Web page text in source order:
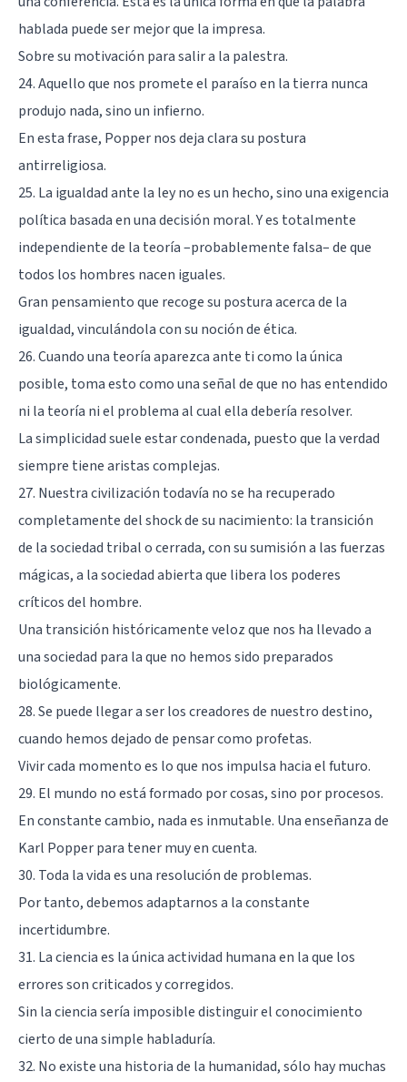
hablada puede ser mejor que la impresa.
Sobre su motivación para salir a la palestra.
24. Aquello que nos promete el paraíso en la tierra nunca
produjo nada, sino un infierno.
En esta frase, Popper nos deja clara su postura
antirreligiosa.
25. La igualdad ante la ley no es un hecho, sino una exigencia
política basada en una decisión moral. Y es totalmente
independiente de la teoría –probablemente falsa– de que
todos los hombres nacen iguales.
Gran pensamiento que recoge su postura acerca de la
igualdad, vinculándola con su noción de ética.
26. Cuando una teoría aparezca ante ti como la única
posible, toma esto como una señal de que no has entendido
ni la teoría ni el problema al cual ella debería resolver.
La simplicidad suele estar condenada, puesto que la verdad
siempre tiene aristas complejas.
27. Nuestra civilización todavía no se ha recuperado
completamente del shock de su nacimiento: la transición
de la sociedad tribal o cerrada, con su sumisión a las fuerzas
mágicas, a la sociedad abierta que libera los poderes
críticos del hombre.
Una transición históricamente veloz que nos ha llevado a
una sociedad para la que no hemos sido preparados
biológicamente.
28. Se puede llegar a ser los creadores de nuestro destino,
cuando hemos dejado de pensar como profetas.
Vivir cada momento es lo que nos impulsa hacia el futuro.
29. El mundo no está formado por cosas, sino por procesos.
En constante cambio, nada es inmutable. Una enseñanza de
Karl Popper para tener muy en cuenta.
30. Toda la vida es una resolución de problemas.
Por tanto, debemos adaptarnos a la constante
incertidumbre.
31. La ciencia es la única actividad humana en la que los
errores son criticados y corregidos.
Sin la ciencia sería imposible distinguir el conocimiento
cierto de una simple habladuría.
32. No existe una historia de la humanidad, sólo hay muchas